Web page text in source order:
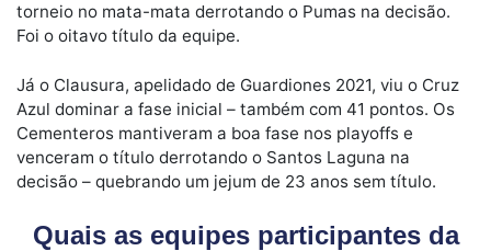
torneio no mata-mata derrotando o Pumas na decisão.
Foi o oitavo título da equipe.
Já o Clausura, apelidado de Guardiones 2021, viu o Cruz
Azul dominar a fase inicial – também com 41 pontos. Os
Cementeros mantiveram a boa fase nos playoffs e
venceram o título derrotando o Santos Laguna na
decisão – quebrando um jejum de 23 anos sem título.
Quais as equipes participantes da